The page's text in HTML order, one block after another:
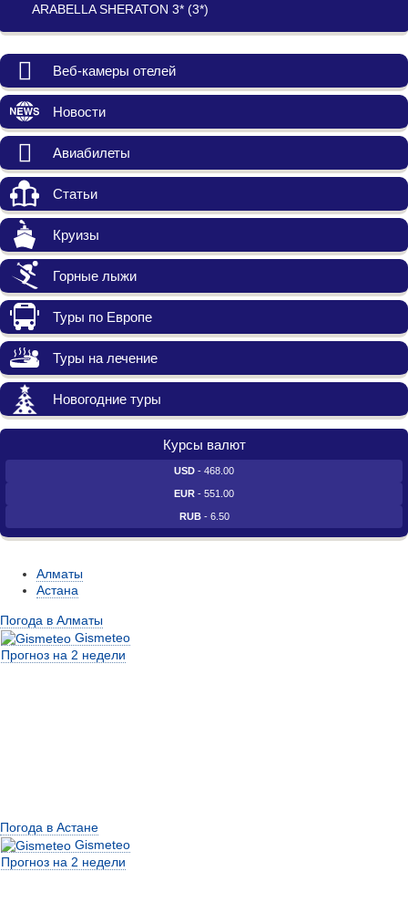
ARABELLA SHERATON 3* (3*)
Веб-камеры отелей
Новости
Авиабилеты
Статьи
Круизы
Горные лыжи
Туры по Европе
Туры на лечение
Новогодние туры
Курсы валют
USD - 468.00
EUR - 551.00
RUB- 6.50
Алматы
Астана
Погода в Алматы
Gismeteo
Прогноз на 2 недели
Погода в Астане
Gismeteo
Прогноз на 2 недели